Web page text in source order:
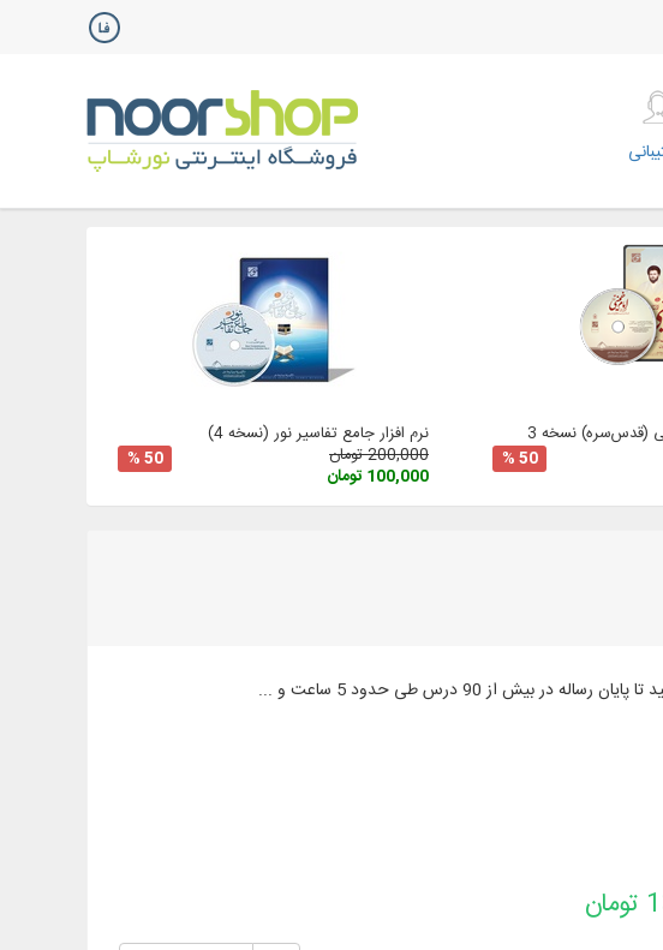
(‌قدس‌سره) نسخه 3
50 %
نرم افزار جامع تفاسیر نور (نسخه 4)
200,000 تومان
50 %
100,000 تومان
تومان